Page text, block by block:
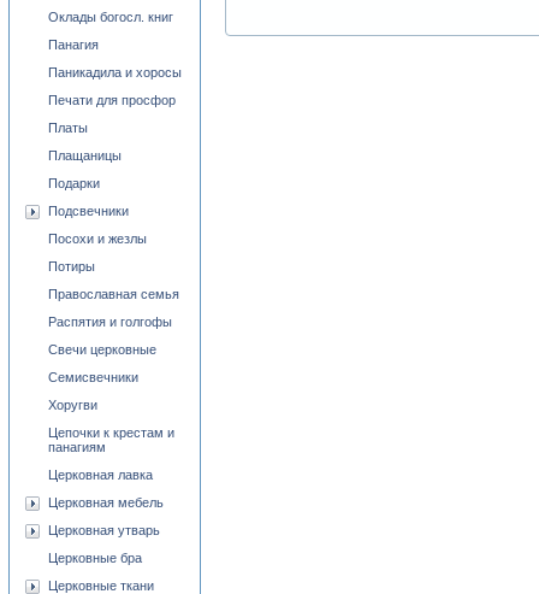
Оклады богосл. книг
Панагия
Паникадила и хоросы
Печати для просфор
Платы
Плащаницы
Подарки
Подсвечники
Посохи и жезлы
Потиры
Православная семья
Распятия и голгофы
Свечи церковные
Семисвечники
Хоругви
Цепочки к крестам и
панагиям
Церковная лавка
Церковная мебель
Церковная утварь
Церковные бра
Церковные ткани